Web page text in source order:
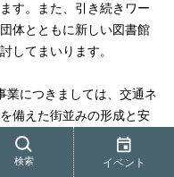
す。また、引き続きワー
体とともに新しい図書館
してまいります。
業につきましては、交通ネ
備えた街並みの形成と安
め、都市計画道路や雨水
を基本に、各地区の状況
検索 イベント